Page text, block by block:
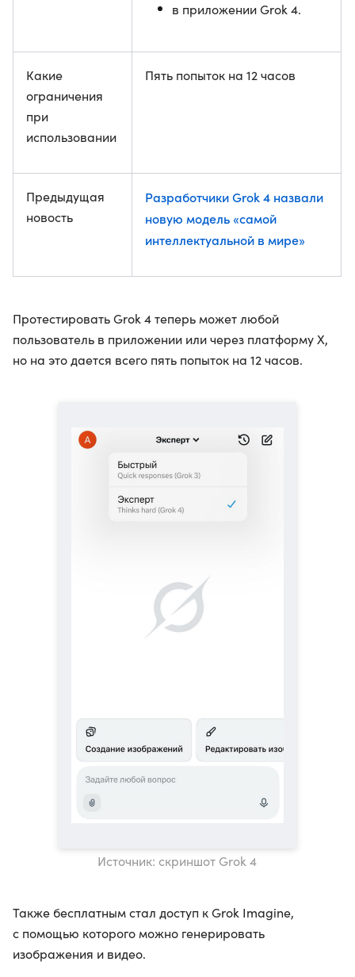
в приложении Grok 4.
Какие
ограничения
при
использовании
Пять попыток на 12 часов
Предыдущая
новость
Разработчики Grok 4 назвали
новую модель «самой
интеллектуальной в мире»
Протестировать Grok 4 теперь может любой
пользователь в приложении или через платформу X,
но на это дается всего пять попыток на 12 часов.
Источник: скриншот Grok 4
Также бесплатным стал доступ к Grok Imagine,
с помощью которого можно генерировать
изображения и видео.